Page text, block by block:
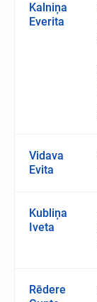
Kalniņa
Everita
Vidava
Evita
Kubliņa
Iveta
Rēdere